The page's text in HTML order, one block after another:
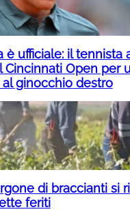
è ufficiale: il tennista
Cincinnati Open per
ginocchio destro
di braccianti si
feriti